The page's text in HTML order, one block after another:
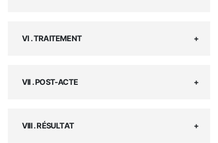
VI . TRAITEMENT
VII . POST-ACTE
VIII . RÉSULTAT